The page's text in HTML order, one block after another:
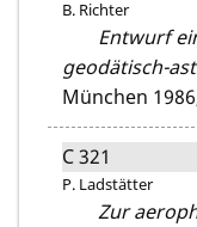
B. Richter
Entwurf
geodätisch-
München
C 321
P. Ladstätter
Zur